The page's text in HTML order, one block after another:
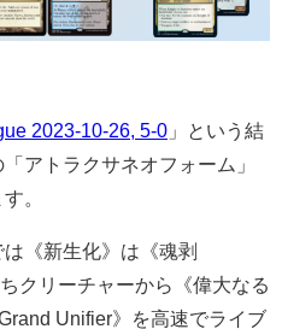
2023-10-26, 5-0 」という結
アトラクサネオフォーム」
。
《新生化》は《魂剥
クリーチャーから《偉大なる
Unifier》を高速でライブ